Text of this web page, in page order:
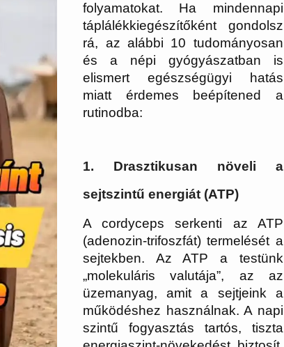
folyamatokat. Ha mindennapi
táplálékkiegészítőként gondolsz
rá, az alábbi 10 tudományosan
és a népi gyógyászatban is
elismert egészségügyi hatás
miatt érdemes beépítened a
rutinodba:
1. Drasztikusan növeli a
sejtszintű energiát (ATP)
A cordyceps serkenti az ATP
(adenozin-trifoszfát) termelését a
sejtekben. Az ATP a testünk
„molekuláris valutája”, az az
üzemanyag, amit a sejtjeink a
működéshez használnak. A napi
szintű fogyasztás tartós, tiszta